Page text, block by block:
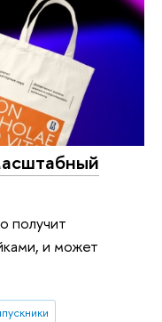
получит
и может